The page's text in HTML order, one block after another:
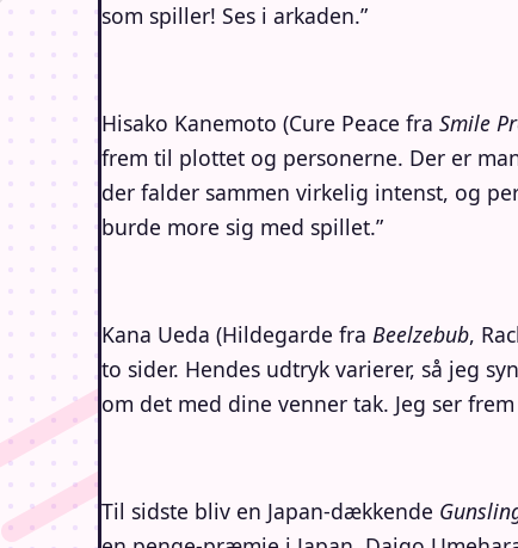
som spiller! Ses i arkaden.”
Hisako Kanemoto (Cure Peace fra Smile
frem til plottet og personerne. Der er
der falder sammen virkelig intenst, og
burde more sig med spillet.”
Kana Ueda (Hildegarde fra Beelzebub,
to sider. Hendes udtryk varierer, så jeg
om det med dine venner tak. Jeg ser
Til sidste bliv en Japan-dækkende